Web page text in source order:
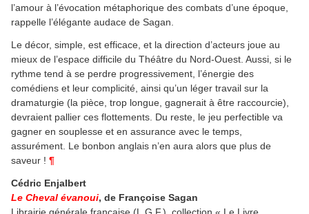
l’amour à l’évocation métaphorique des combats d’une époque,
rappelle l’élégante audace de Sagan.
Le décor, simple, est efficace, et la direction d’acteurs joue au
mieux de l’espace difficile du Théâtre du Nord-Ouest. Aussi, si le
rythme tend à se perdre progressivement, l’énergie des
comédiens et leur complicité, ainsi qu’un léger travail sur la
dramaturgie (la pièce, trop longue, gagnerait à être raccourcie),
devraient pallier ces flottements. Du reste, le jeu perfectible va
gagner en souplesse et en assurance avec le temps,
assurément. Le bonbon anglais n’en aura alors que plus de
saveur ! ¶
Cédric Enjalbert
Le Cheval évanoui, de Françoise Sagan